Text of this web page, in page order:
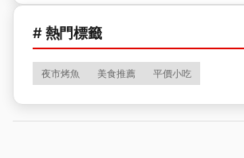
# 熱門標籤
夜市烤魚 美食推薦 平價小吃